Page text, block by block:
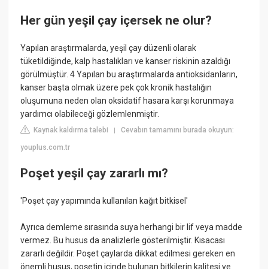
Her gün yeşil çay içersek ne olur?
Yapılan araştırmalarda, yeşil çay düzenli olarak
tüketildiğinde, kalp hastalıkları ve kanser riskinin azaldığı
görülmüştür. 4 Yapılan bu araştırmalarda antioksidanların,
kanser başta olmak üzere pek çok kronik hastalığın
oluşumuna neden olan oksidatif hasara karşı korunmaya
yardımcı olabileceği gözlemlenmiştir.
Kaynak kaldırma talebi |Cevabın tamamını burada okuyun:
youplus.com.tr
Poşet yeşil çay zararlı mı?
'Poşet çay yapımında kullanılan kağıt bitkisel'
Ayrıca demleme sırasında suya herhangi bir lif veya madde
vermez. Bu husus da analizlerle gösterilmiştir. Kısacası
zararlı değildir. Poşet çaylarda dikkat edilmesi gereken en
önemli husus, poşetin içinde bulunan bitkilerin kalitesi ve